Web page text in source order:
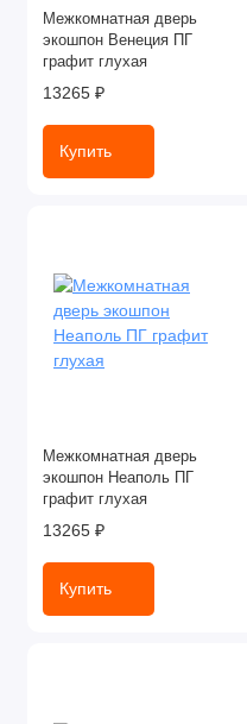
Межкомнатная дверь
экошпон Венеция ПГ
графит глухая
13265 ₽
Купить
Межкомнатная дверь
экошпон Неаполь ПГ
графит глухая
13265 ₽
Купить